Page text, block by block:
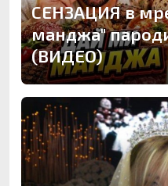
СЕНЗАЦИЯ в
манджа"
(ВИДЕО)